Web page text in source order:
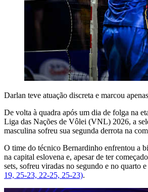
Darlan teve atuação discreta e marcou
De volta à quadra após um dia de folga na
Liga das Nações de Vôlei (VNL) 2026, a
masculina sofreu sua segunda derrota na
O time do técnico Bernardinho enfrentou a
na capital eslovena e, apesar de ter
sets, sofreu viradas no segundo e no quarto
19, 25-23, 22-25, 25-23).